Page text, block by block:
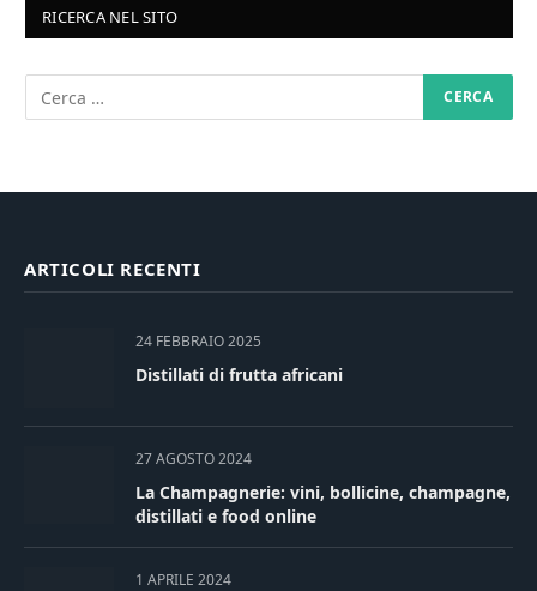
RICERCA NEL SITO
ARTICOLI RECENTI
24 FEBBRAIO 2025
Distillati di frutta africani
27 AGOSTO 2024
La Champagnerie: vini, bollicine, champagne,
distillati e food online
1 APRILE 2024